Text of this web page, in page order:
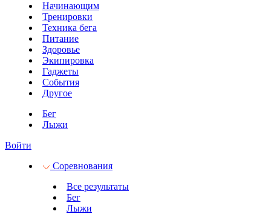
Начинающим
Тренировки
Техника бега
Питание
Здоровье
Экипировка
Гаджеты
События
Другое
Бег
Лыжи
Войти
Соревнования
Все результаты
Бег
Лыжи